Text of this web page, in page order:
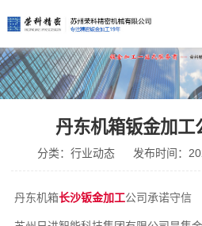
丹东机箱钣金加工
分类：行业动态 发布时间：
丹东机箱长沙钣金加工公司承诺守信